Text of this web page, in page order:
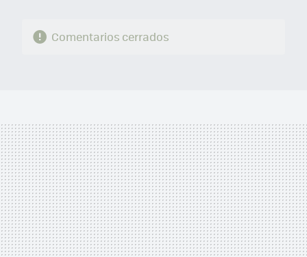
Comentarios cerrados